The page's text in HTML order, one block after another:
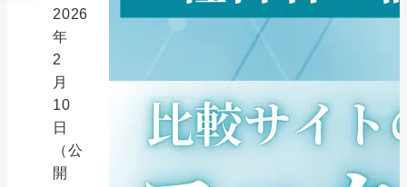
2026
年
2
月
10
日
（公
開